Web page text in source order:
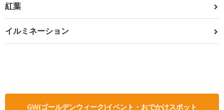
紅葉
イルミネーション
GW(ゴールデンウィーク)イベント・おでかけスポット